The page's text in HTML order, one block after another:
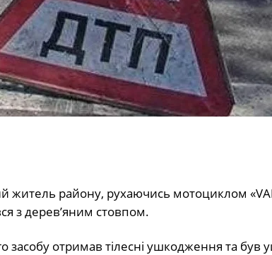
житель району, рухаючись мотоциклом
з дерев’яним стовпом.
засобу отримав тілесні ушкодження та був